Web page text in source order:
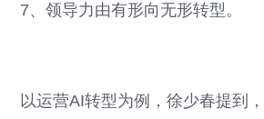
7、领导力由有形向无形转型。
以运营AI转型为例，徐少春提到